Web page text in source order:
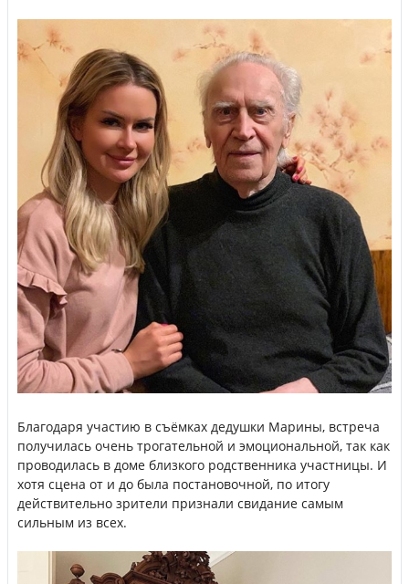
Благодаря участию в съёмках дедушки Марины, встреча
получилась очень трогательной и эмоциональной, так как
проводилась в доме близкого родственника участницы. И
хотя сцена от и до была постановочной, по итогу
действительно зрители признали свидание самым
сильным из всех.